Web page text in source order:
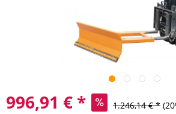
996,91 € * 1.246,14 € *